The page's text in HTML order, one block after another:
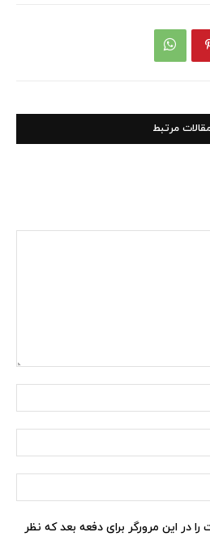
سایت:
مرورگر برای دفعه بعد که نظر